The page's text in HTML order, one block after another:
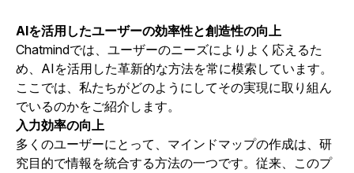
AIを活用したユーザーの効率性と創造性の向上
Chatmindでは、ユーザーのニーズによりよく応えるた
め、AIを活用した革新的な方法を常に模索しています。
ここでは、私たちがどのようにしてその実現に取り組ん
でいるのかをご紹介します。
入力効率の向上
多くのユーザーにとって、マインドマップの作成は、研
究目的で情報を統合する方法の一つです。従来、このプ